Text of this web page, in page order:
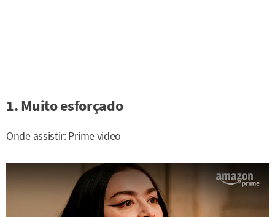
1. Muito esforçado
Onde assistir: Prime video